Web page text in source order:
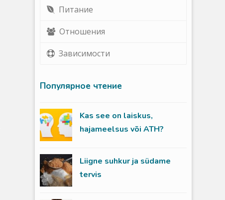
Питание
Отношения
Зависимости
Популярное чтение
Kas see on laiskus,
hajameelsus või ATH?
Liigne suhkur ja südame
tervis